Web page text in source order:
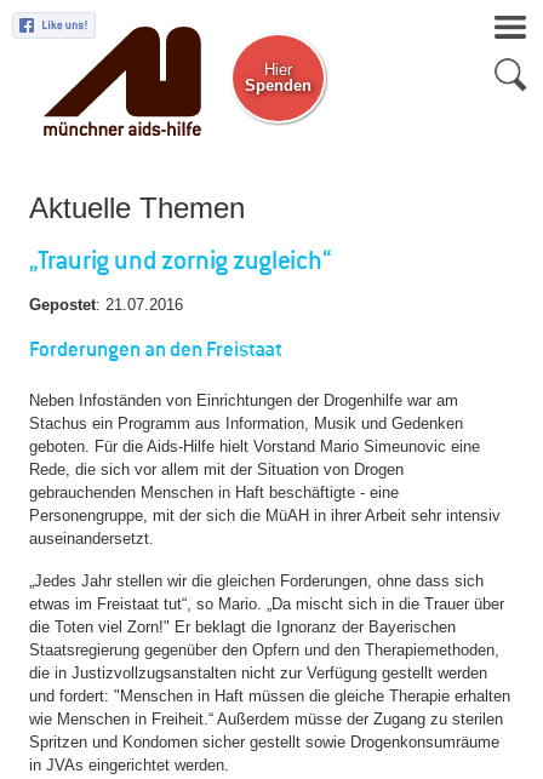
Hier
Spenden
Aktuelle Themen
„Traurig und zornig zugleich“
Gepostet: 21.07.2016
Forderungen an den Freistaat
Neben Infoständen von Einrichtungen der Drogenhilfe war am
Stachus ein Programm aus Information, Musik und Gedenken
geboten. Für die Aids-Hilfe hielt Vorstand Mario Simeunovic eine
Rede, die sich vor allem mit der Situation von Drogen
gebrauchenden Menschen in Haft beschäftigte - eine
Personengruppe, mit der sich die MüAH in ihrer Arbeit sehr intensiv
auseinandersetzt.
„Jedes Jahr stellen wir die gleichen Forderungen, ohne dass sich
etwas im Freistaat tut“, so Mario. „Da mischt sich in die Trauer über
die Toten viel Zorn!" Er beklagt die Ignoranz der Bayerischen
Staatsregierung gegenüber den Opfern und den Therapiemethoden,
die in Justizvollzugsanstalten nicht zur Verfügung gestellt werden
und fordert: "Menschen in Haft müssen die gleiche Therapie erhalten
wie Menschen in Freiheit.“ Außerdem müsse der Zugang zu sterilen
Spritzen und Kondomen sicher gestellt sowie Drogenkonsumräume
in JVAs eingerichtet werden.